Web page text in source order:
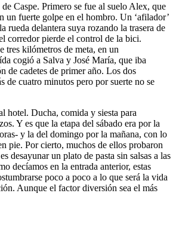
Caspe. Primero se fue al suelo Alex, que
un fuerte golpe en el hombro. Un ‘afilador’
rueda delantera suya rozando la trasera de
corredor pierde el control de la bici.
tres kilómetros de meta, en un
cogió a Salva y José María, que iba
de cadetes de primer año. Los dos
de cuatro minutos pero por suerte no se
hotel. Ducha, comida y siesta para
Y es que la etapa del sábado era por la
y la del domingo por la mañana, con lo
pie. Por cierto, muchos de ellos probaron
desayunar un plato de pasta sin salsas a las
decíamos en la entrada anterior, estas
poco a poco a lo que será la vida
Aunque el factor diversión sea el más